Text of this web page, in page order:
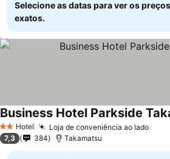
Selecione as datas para ver os preços
exatos.
2 Estrelas
Hotel Loja de conveniência ao lado
Business Hotel Parkside
7,3 384 Takamatsu